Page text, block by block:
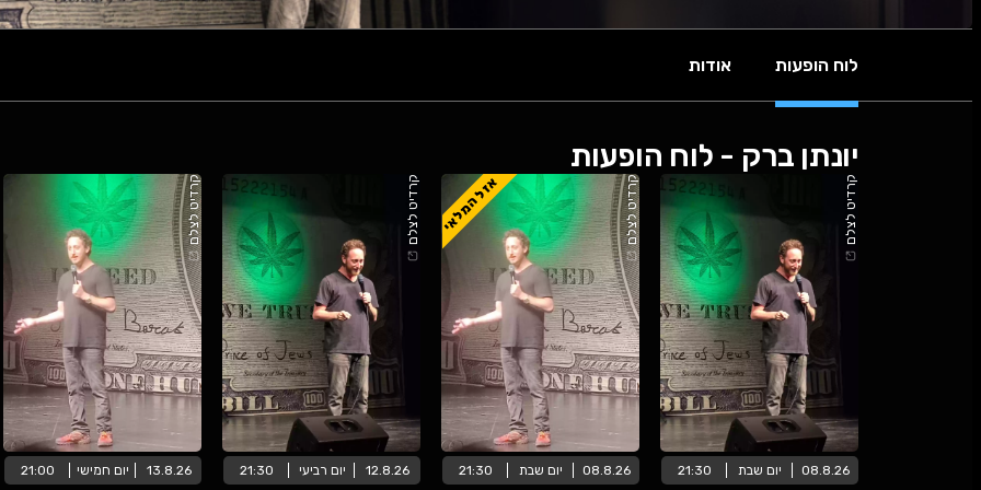
לוח הופעות אודות
יונתן ברק - לוח הופעות
קרדיט לצלם
08.8.26 יום שבת 21:30
קרדיט לצלם אזל המלאי
08.8.26 יום שבת 21:30
קרדיט לצלם
12.8.26 יום רביעי 21:30
קרדיט לצלם
13.8.26 יום חמישי 21:00